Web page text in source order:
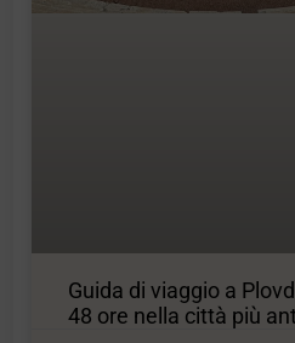
Guida di viaggio a
48 ore nella città più